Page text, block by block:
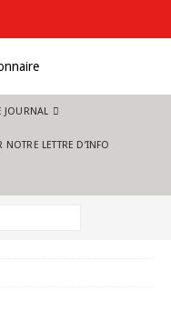
JOURNAL
NOTRE LETTRE D’INFO